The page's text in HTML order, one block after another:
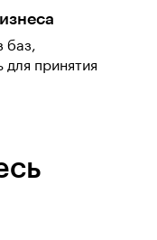
баз,
для принятия